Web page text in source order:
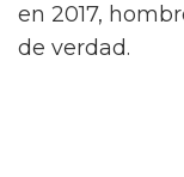
en 2017,
de verdad.